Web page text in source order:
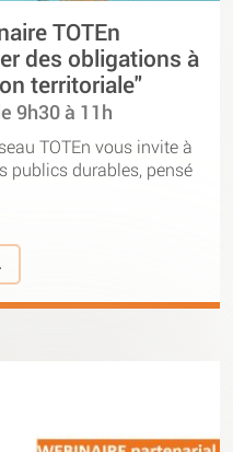
TOTEn
des obligations à
territoriale"
9h30 à 11h
TOTEn vous invite à
publics durables, pensé